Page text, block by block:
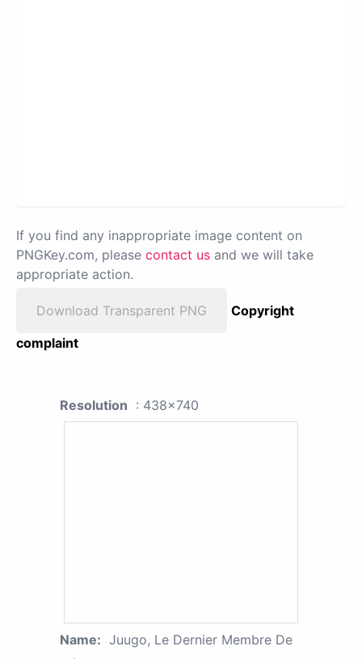
If you find any inappropriate image content on
PNGKey.com, please contact us and we will take
appropriate action.
Download Transparent PNG
Copyright
complaint
Resolution : 438x740
Name: Juugo, Le Dernier Membre De